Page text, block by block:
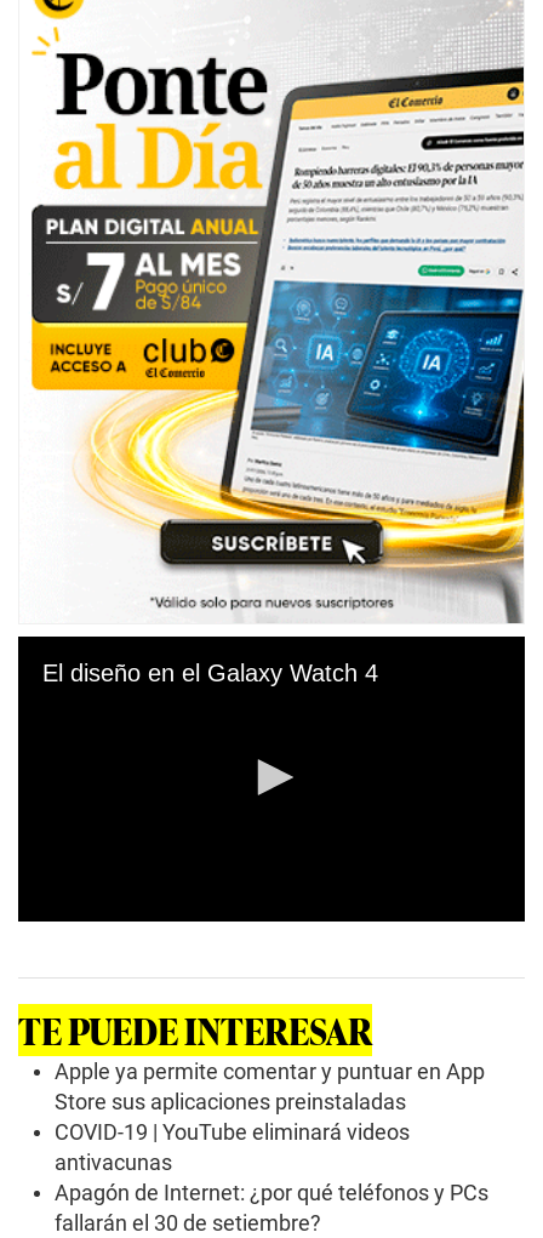
El diseño en el Galaxy Watch 4
o
n
d
TE PUEDE INTERESAR
Apple ya permite comentar y puntuar en App
Store sus aplicaciones preinstaladas
COVID-19 | YouTube eliminará videos
antivacunas
Apagón de Internet: ¿por qué teléfonos y PCs
fallarán el 30 de setiembre?